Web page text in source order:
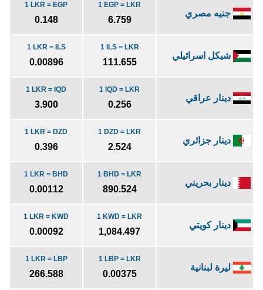
جنيه مصري
1 EGP = LKR
6.759
1 LKR = EGP
0.148
شيكل اسرائيلي
1 ILS = LKR
111.655
1 LKR = ILS
0.00896
دينار عراقي
1 IQD = LKR
0.256
1 LKR = IQD
3.900
دينار جزائري
1 DZD = LKR
2.524
1 LKR = DZD
0.396
دينار بحريني
1 BHD = LKR
890.524
1 LKR = BHD
0.00112
دينار كويتي
1 KWD = LKR
1,084.497
1 LKR = KWD
0.00092
ليرة لبنانية
1 LBP = LKR
0.00375
1 LKR = LBP
266.588